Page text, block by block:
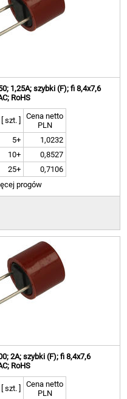
1,25A; szybki (F); fi 8,4x7,6
RoHS
szt. ]
Cena netto
PLN
5+
1,0232
10+
0,8527
25+
0,7106
progów
2A; szybki (F); fi 8,4x7,6
RoHS
szt. ]
Cena netto
PLN